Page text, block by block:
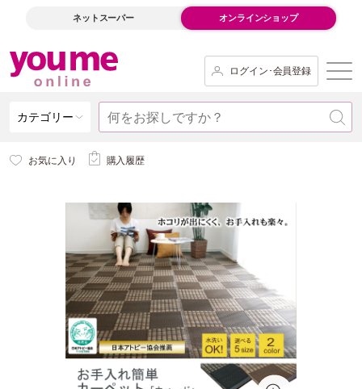
ネットスーパー オンラインショップ
ログイン･会員登録
カテゴリー
お気に入り 購入履歴